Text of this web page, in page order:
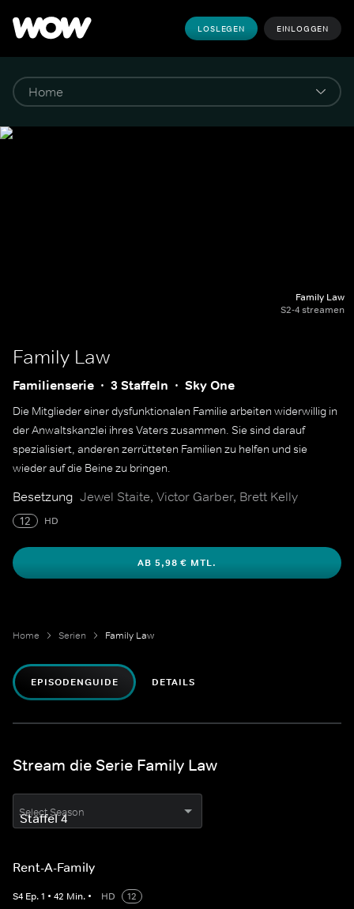
LOSLEGEN EINLOGGEN
Family Law
S2-4 streamen
Family Law
Familienserie 3 Staffeln Sky One
Die Mitglieder einer dysfunktionalen Familie arbeiten widerwillig in
der Anwaltskanzlei ihres Vaters zusammen. Sie sind darauf
spezialisiert, anderen zerrütteten Familien zu helfen und sie
wieder auf die Beine zu bringen.
Besetzung Jewel Staite, Victor Garber, Brett Kelly
12 HD
AB 5,98 € MTL.
Home Serien Family Law
EPISODENGUIDE DETAILS
Stream die Serie Family Law
Select Season
Rent-A-Family
S4 Ep.1 • 42 Min. • HD
12